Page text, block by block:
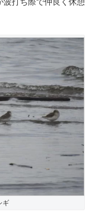
打ち際で仲良く休憩
ギ